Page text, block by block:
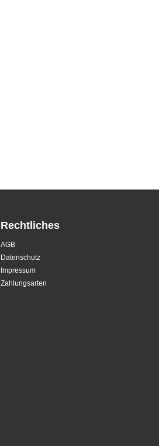
Rechtliches
AGB
Datenschutz
Impressum
Zahlungsarten